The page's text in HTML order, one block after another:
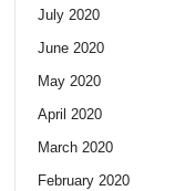
July 2020
June 2020
May 2020
April 2020
March 2020
February 2020